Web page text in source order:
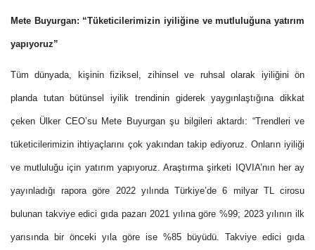
Mete Buyurgan: “Tüketicilerimizin iyiliğine ve mutluluğuna yatırım
yapıyoruz”
Tüm dünyada, kişinin fiziksel, zihinsel ve ruhsal olarak iyiliğini ön
planda tutan bütünsel iyilik trendinin giderek yaygınlaştığına dikkat
çeken Ülker CEO’su Mete Buyurgan şu bilgileri aktardı: “Trendleri ve
tüketicilerimizin ihtiyaçlarını çok yakından takip ediyoruz. Onların iyiliği
ve mutluluğu için yatırım yapıyoruz. Araştırma şirketi IQVIA’nın her ay
yayınladığı rapora göre 2022 yılında Türkiye’de 6 milyar TL cirosu
bulunan takviye edici gıda pazarı 2021 yılına göre %99; 2023 yılının ilk
yarısında bir önceki yıla göre ise %85 büyüdü. Takviye edici gıda